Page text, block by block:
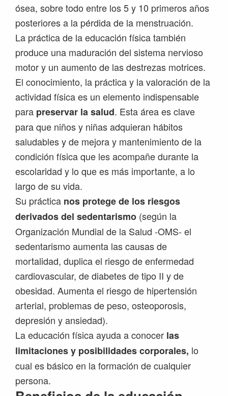
ósea, sobre todo entre los 5 y 10 primeros años
posteriores a la pérdida de la menstruación.
La práctica de la educación física también
produce una maduración del sistema nervioso
motor y un aumento de las destrezas motrices.
El conocimiento, la práctica y la valoración de la
actividad física es un elemento indispensable
para preservar la salud. Esta área es clave
para que niños y niñas adquieran hábitos
saludables y de mejora y mantenimiento de la
condición física que les acompañe durante la
escolaridad y lo que es más importante, a lo
largo de su vida.
Su práctica nos protege de los riesgos
derivados del sedentarismo (según la
Organización Mundial de la Salud -OMS- el
sedentarismo aumenta las causas de
mortalidad, duplica el riesgo de enfermedad
cardiovascular, de diabetes de tipo II y de
obesidad. Aumenta el riesgo de hipertensión
arterial, problemas de peso, osteoporosis,
depresión y ansiedad).
La educación física ayuda a conocer las
limitaciones y posibilidades corporales, lo
cual es básico en la formación de cualquier
persona.